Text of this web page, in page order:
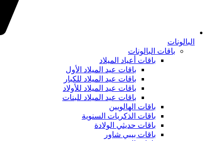
البالونات
باقات البالونات
باقات أعياد الميلاد
باقات عيد الميلاد الأول
باقات عيد الميلاد للكبار
باقات عيد الميلاد للأولاد
باقات عيد الميلاد للبنات
باقات الهالويين
باقات الذكريات السنوية
باقات حديثي الولادة
باقات بيبي شاور